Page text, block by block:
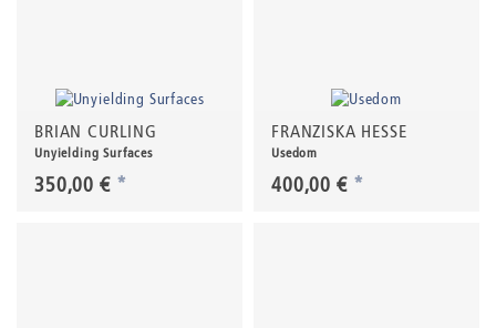
BRIAN CURLING
Unyielding Surfaces
350,00 € *
FRANZISKA HESSE
Usedom
400,00 € *